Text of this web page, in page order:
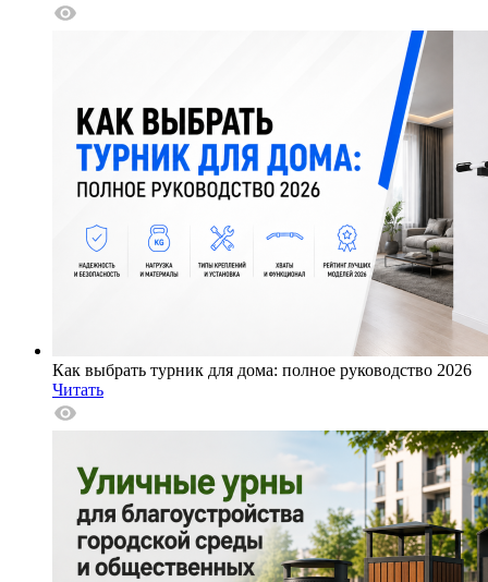
Как выбрать турник для дома: полное руководство 2026
Читать